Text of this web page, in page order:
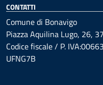
CONTATTI
Comune di Bonavigo
Piazza Aquilina Lugo, 26,
Codice fiscale / P.
UFNG7B